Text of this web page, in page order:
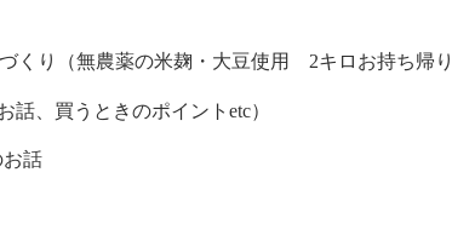
くり（無農薬の米麹・大豆使用 2キロお持ち帰
話、買うときのポイントetc）
お話